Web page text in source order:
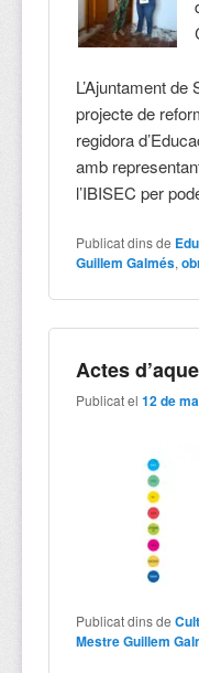
L’Ajuntament
projecte de
regidora
amb
l’IBISEC per
Publicat dins de
Guillem Galmés,
Actes
Publicat el12 de
Publicat dins de
Mestre Guillem